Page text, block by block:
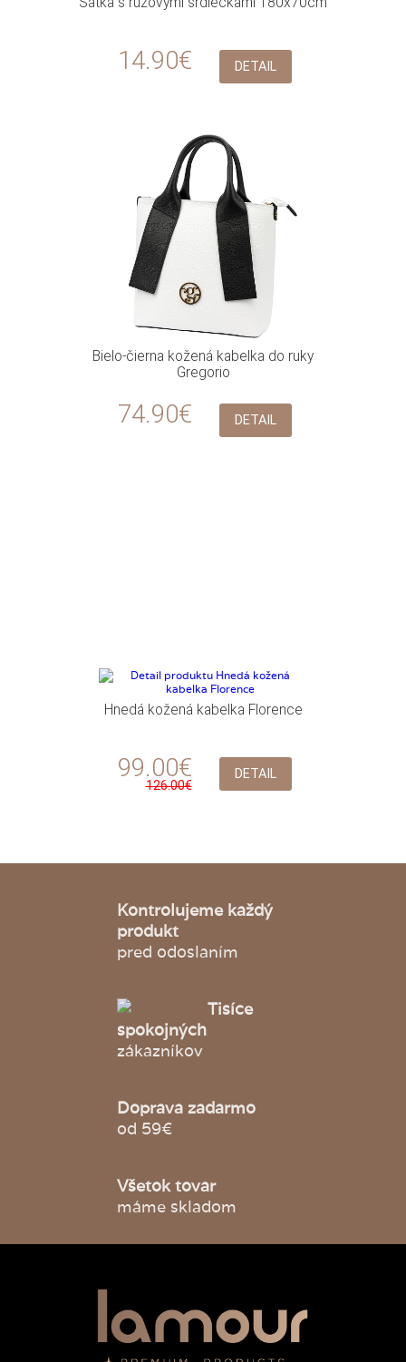
14.90€ DETAIL
Bielo-čierna kožená kabelka do ruky
Gregorio
74.90€ DETAIL
Hnedá kožená kabelka Florence
99.00€
126.00€
DETAIL
Kontrolujeme každý
produkt
pred odoslaním
Tisíce
spokojných
zákazníkov
Doprava zadarmo
od 59€
Všetok tovar
máme skladom